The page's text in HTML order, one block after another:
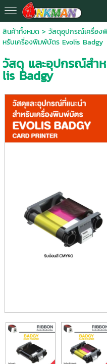
สินค้าทั้งหมด> วัสดุอุปกรณ์เครื่อง
หรับเครื่องพิมพ์บัตร Evolis Badgy
วัสดุ และอุปกรณ์สำ
lis Badgy